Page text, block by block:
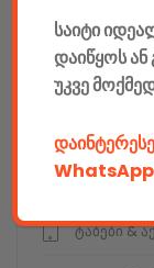
კამერები
ტაბები &
საიტი
დაიწყოს
უკვე